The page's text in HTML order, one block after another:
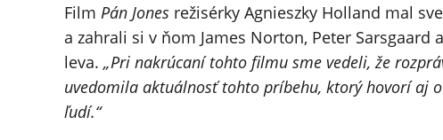
Film Pán Jones režisérky Agnieszky Holland mal
a zahrali si v ňom James Norton, Peter
leva. „Pri nakrúcaní tohto filmu sme vedeli, že
uvedomila aktuálnosť tohto príbehu, ktorý hovorí aj
ľudí.“